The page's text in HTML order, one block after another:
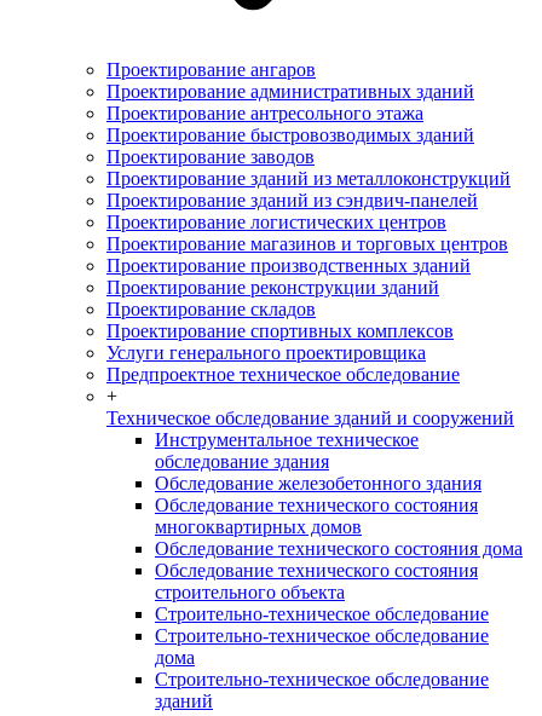
Проектирование ангаров
Проектирование административных зданий
Проектирование антресольного этажа
Проектирование быстровозводимых зданий
Проектирование заводов
Проектирование зданий из металлоконструкций
Проектирование зданий из сэндвич-панелей
Проектирование логистических центров
Проектирование магазинов и торговых центров
Проектирование производственных зданий
Проектирование реконструкции зданий
Проектирование складов
Проектирование спортивных комплексов
Услуги генерального проектировщика
Предпроектное техническое обследование
+
Техническое обследование зданий и сооружений
Инструментальное техническое
обследование здания
Обследование железобетонного здания
Обследование технического состояния
многоквартирных домов
Обследование технического состояния дома
Обследование технического состояния
строительного объекта
Строительно-техническое обследование
Строительно-техническое обследование
дома
Строительно-техническое обследование
зданий